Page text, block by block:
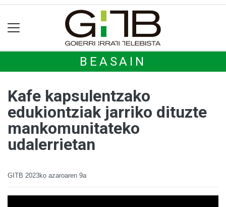
BEASAIN
Kafe kapsulentzako
edukiontziak jarriko dituzte
mankomunitateko
udalerrietan
GITB 2023ko azaroaren 9a